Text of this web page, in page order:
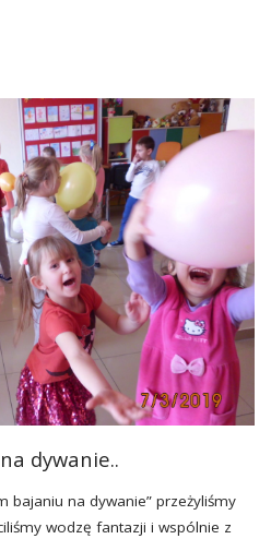
dywanie..
bajaniu na dywanie” przeżyliśmy
wodzę fantazji i wspólnie z